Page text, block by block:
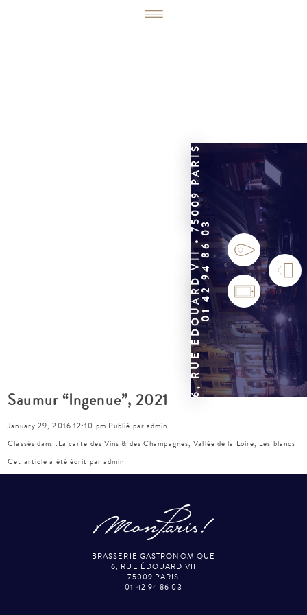
6, RUE ÉDOUARD VII • 75009 PARIS01 42 94 86 03
Saumur “Ingenue”, 2021
January 29, 2016 12:10 pm Publié par admin
Classés dans : La carte des Vins & des Champagnes,Vallée de la Loire, Les blancs
Cet article a été écrit par admin
BRASSERIE GASTRONOMIQUE
6, RUE ÉDOUARD VII
75009 PARIS
01 42 94 86 03